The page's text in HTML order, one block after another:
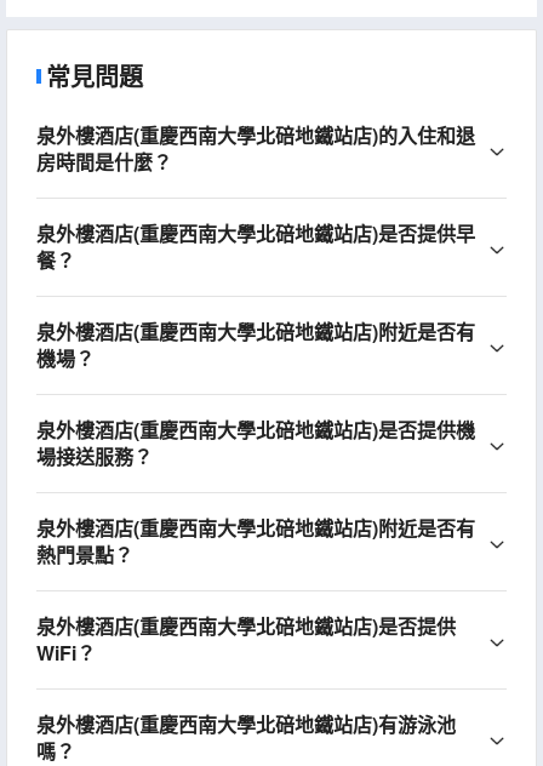
常見問題
泉外樓酒店(重慶西南大學北碚地鐵站店)的入住和退
房時間是什麼？
泉外樓酒店(重慶西南大學北碚地鐵站店)是否提供早
餐？
泉外樓酒店(重慶西南大學北碚地鐵站店)附近是否有
機場？
泉外樓酒店(重慶西南大學北碚地鐵站店)是否提供機
場接送服務？
泉外樓酒店(重慶西南大學北碚地鐵站店)附近是否有
熱門景點？
泉外樓酒店(重慶西南大學北碚地鐵站店)是否提供
WiFi？
泉外樓酒店(重慶西南大學北碚地鐵站店)有游泳池
嗎？